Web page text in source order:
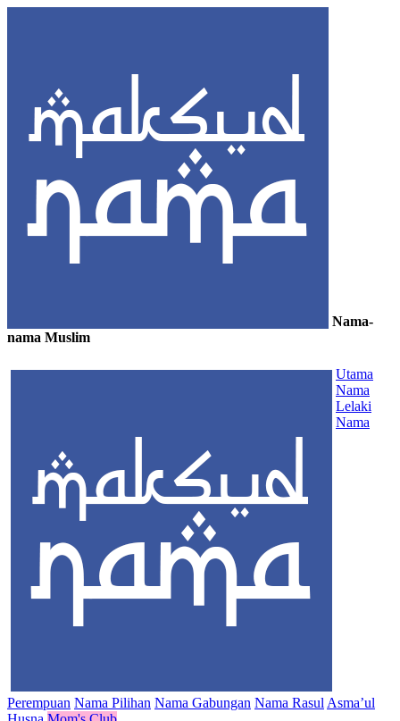
Nama-
nama Muslim
Utama
Nama
Lelaki
Nama
Perempuan Nama Pilihan Nama Gabungan Nama Rasul Asma’ul